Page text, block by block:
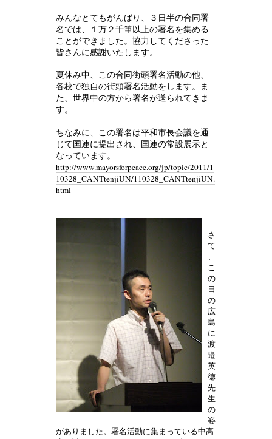
みんなとてもがんばり、３日半の合同署
名では、１万２千筆以上の署名を集める
ことができました。協力してくださった
皆さんに感謝いたします。
夏休み中、この合同街頭署名活動の他、
各校で独自の街頭署名活動をします。ま
た、世界中の方から署名が送られてきま
す。
ちなみに、この署名は平和市長会議を通
じて国連に提出され、国連の常設展示と
なっています。
http://www.mayorsforpeace.org/jp/topic/2011/1
10328_CANTtenjiUN/110328_CANTtenjiUN.
html
さ
て
こ
の
日
の
広
島
に
渡
邉
英
徳
先
生
の
姿
がありました。署名活動に集まっている中高